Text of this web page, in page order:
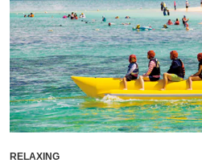
RELAXING